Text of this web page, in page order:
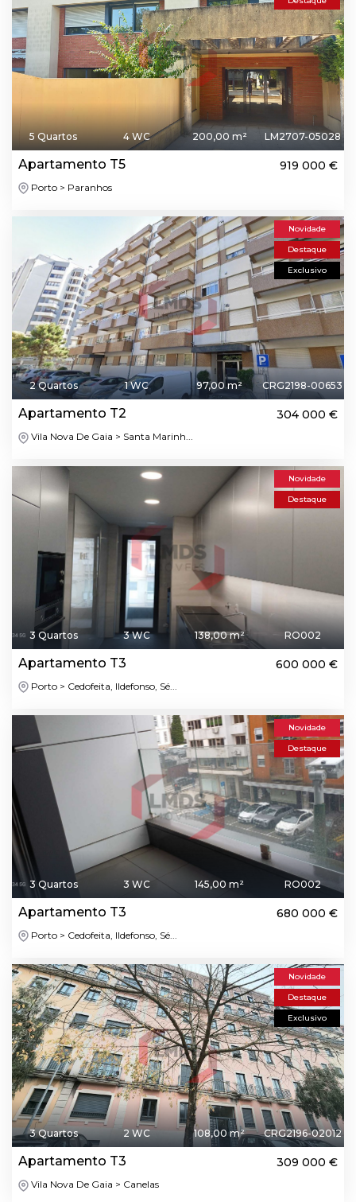
5 Quartos 4 WC 200,00 m² LM2707-05028
Apartamento T5 919 000 €
Porto > Paranhos
Novidade
Destaque
Exclusivo
2 Quartos 1 WC 97,00 m² CRG2198-00653
Apartamento T2 304 000 €
Vila Nova De Gaia > Santa Marinh...
Novidade
Destaque
3 Quartos 3 WC 138,00 m² RO002
Apartamento T3 600 000 €
Porto > Cedofeita, Ildefonso, Sé...
Novidade
Destaque
3 Quartos 3 WC 145,00 m² RO002
Apartamento T3 680 000 €
Porto > Cedofeita, Ildefonso, Sé...
Novidade
Destaque
Exclusivo
3 Quartos 2 WC 108,00 m² CRG2196-02012
Apartamento T3 309 000 €
Vila Nova De Gaia > Canelas